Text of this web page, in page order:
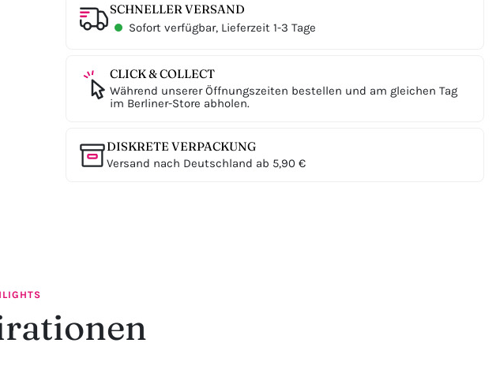
SCHNELLER VERSAND
Sofort verfügbar, Lieferzeit 1-3 Tage
CLICK & COLLECT
Während unserer Öffnungszeiten bestellen und am gleichen Tag
im Berliner-Store abholen.
DISKRETE VERPACKUNG
Versand nach Deutschland ab 5,90 €